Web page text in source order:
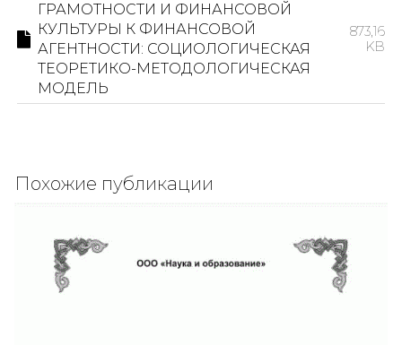
ГРАМОТНОСТИ И ФИНАНСОВОЙ
КУЛЬТУРЫ К ФИНАНСОВОЙ
АГЕНТНОСТИ: СОЦИОЛОГИЧЕСКАЯ
ТЕОРЕТИКО-МЕТОДОЛОГИЧЕСКАЯ
МОДЕЛЬ
873,16
KB
Похожие публикации